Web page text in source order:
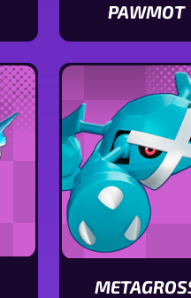
PAWMOT
Ver
características
Pawmot